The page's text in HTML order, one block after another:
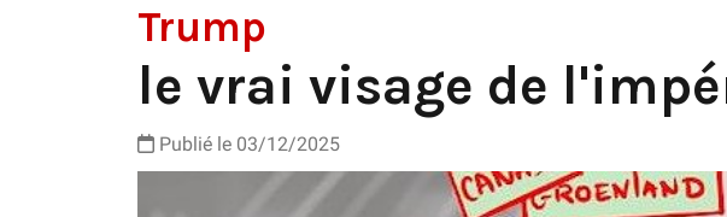
Trump
le vrai visage de
Publié le 03/12/2025